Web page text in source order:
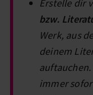
Erstelle dir
bzw.
Werk, aus
deinem
immer